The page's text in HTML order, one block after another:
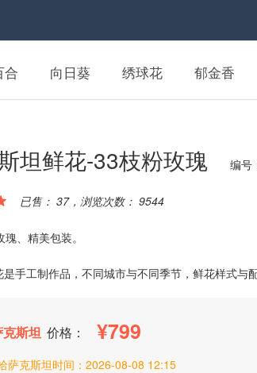
合 向日葵 绣球花 郁金香
坦鲜花-33枝粉玫瑰 编号
已售： 37，浏览次数： 9544
、精美包装。
手工制作品，不同城市与不同季节，鲜花样式与
克斯坦 价格： 799
萨克斯坦时间： 2026-08-08 12:15